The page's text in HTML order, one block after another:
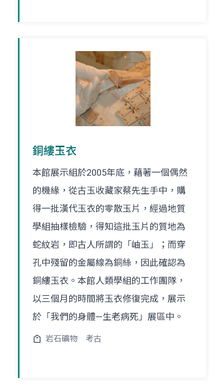
銅縷玉衣
本館展示組於2005年底，藉著一個偶然
的機緣，從古玉收藏家蔡先生手中，購
得一批漢代玉衣的零散玉片，經過地質
學組抽樣檢驗，得知這批玉片的質地為
蛇紋岩，即古人所謂的「岫玉」；而穿
孔中殘留的金屬線為銅絲，因此確認為
銅縷玉衣。本館人類學組的工作團隊，
以三個月的時間將玉衣修復完成，展示
於「我們的身體—生老病死」展區中。
岩石礦物 考古